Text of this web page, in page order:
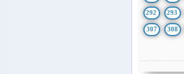
292 293
307 308